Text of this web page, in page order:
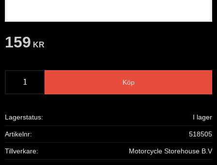
159 KR
Köp
Lagerstatus I lager
Artikelnr 518505
Tillverkare Motorcycle Storehouse B.V